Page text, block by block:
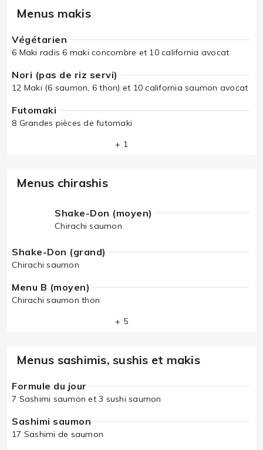
Menus makis
Végétarien
6 Maki radis 6 maki concombre et 10 california avocat
Nori (pas de riz servi)
12 Maki (6 saumon, 6 thon) et 10 california saumon avocat
Futomaki
8 Grandes pièces de futomaki
+ 1
Menus chirashis
Shake-Don (moyen)
Chirachi saumon
Shake-Don (grand)
Chirachi saumon
Menu B (moyen)
Chirachi saumon thon
+ 5
Menus sashimis, sushis et makis
Formule du jour
7 Sashimi saumon et 3 sushi saumon
Sashimi saumon
17 Sashimi de saumon